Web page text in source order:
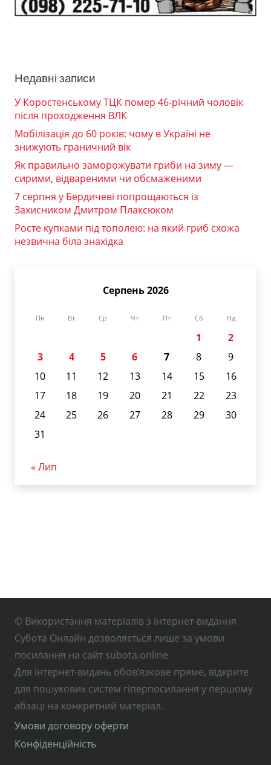
Недавні записи
У Коростенському ТЦК помер 46-річний чоловік
після проходження ВЛК
Мобілізація до 60 років: чому в Україні не
знижують граничний вік
Як правильно заморожувати гриби на зиму —
сирими, відвареними чи обсмаженими
7 серпня у Бердичеві попрощаються із
Захисником Дмитром Плаксюком
Росте купками під тополею: на який гриб схожа
незвична біла знахідка
Серпень 2026
Пн Вт Ср Чт Пт Сб Нд
1
2
3
4 5 6 7 8
9
10
11 12 13 14 15
16
17
18 19 20 21 22
23
24
25 26 27 28 29
30
31
« Лип
© Використання матеріалів з інтернет-видання
Субота Онлайн дозволяється лише за умови
посилання на сайт subota.online
Для інтернет-видань обов’язкове пряме, відкрите
для пошукових систем гіперпосилання у першому
абзаці на конкретний матеріал.
Умови договору оферти
Конфіденційність